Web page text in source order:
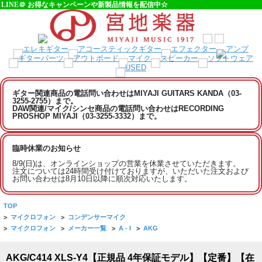
LINE＠ お得なキャンペーンや新製品情報を配信中☆
ギター関連商品の電話問い合わせはMIYAJI GUITARS KANDA（03-
3255-2755）まで。
DAW関連/マイク/シンセ商品の電話問い合わせはRECORDING
PROSHOP MIYAJI（03-3255-3332）まで。
臨時休業のお知らせ
8/9(日)は、オンラインショップの営業を休業させていただきます。
注文については24時間受け付けておりますが、いただいた注文および
お問い合わせは8月10日以降に順次対応いたします。
TOP
> マイクロフォン > コンデンサーマイク
> マイクロフォン > メーカー一覧 > A - I > AKG
AKG/C414 XLS-Y4【正規品 4年保証モデル】【定番】【在